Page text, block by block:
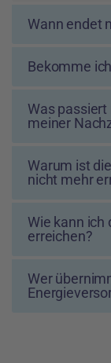
Wann endet
Bekomme
Was
meiner
Warum ist
nicht mehr
Wie kann ich
erreichen?
Wer